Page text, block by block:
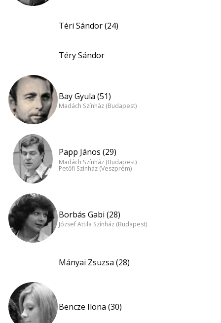
Téri Sándor (24)
Téry Sándor
Bay Gyula (51)
Madách Színház (Budapest)
Papp János (29)
Madách Színház (Budapest)
Petőfi Színház (Veszprém)
Borbás Gabi (28)
József Attila Színház (Budapest)
Mányai Zsuzsa (28)
Bencze Ilona (30)